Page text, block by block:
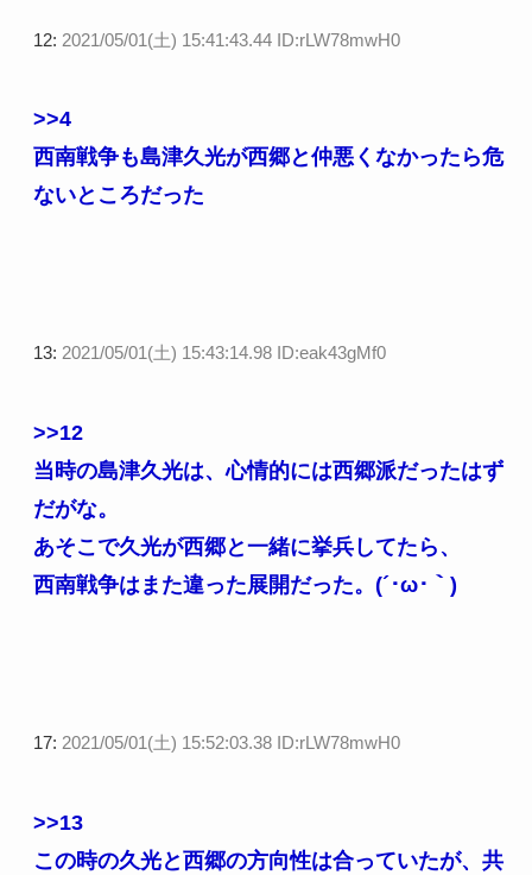
12: 2021/05/01(土) 15:41:43.44 ID:rLW78mwH0
>>4
西南戦争も島津久光が西郷と仲悪くなかったら危
ないところだった
13: 2021/05/01(土) 15:43:14.98 ID:eak43gMf0
>>12
当時の島津久光は、心情的には西郷派だったはず
だがな。
あそこで久光が西郷と一緒に挙兵してたら、
西南戦争はまた違った展開だった。(´･ω･｀)
17: 2021/05/01(土) 15:52:03.38 ID:rLW78mwH0
>>13
この時の久光と西郷の方向性は合っていたが、共